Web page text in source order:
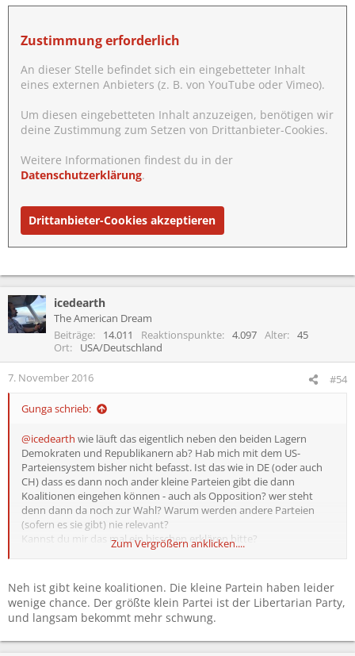
Zustimmung erforderlich
An dieser Stelle befindet sich ein eingebetteter Inhalt
eines externen Anbieters (z. B. von YouTube oder Vimeo).
Um diesen eingebetteten Inhalt anzuzeigen, benötigen wir
deine Zustimmung zum Setzen von Drittanbieter-Cookies.
Weitere Informationen findest du in der
Datenschutzerklärung.
Drittanbieter-Cookies akzeptieren
icedearth
The American Dream
Beiträge
14.011 Reaktionspunkte 4.097 Alter
45
Ort
USA/Deutschland
7. November 2016 #54
Gunga schrieb:
@icedearth wie läuft das eigentlich neben den beiden Lagern
Demokraten und Republikanern ab? Hab mich mit dem US-
Parteiensystem bisher nicht befasst. Ist das wie in DE (oder auch
CH) dass es dann noch ander kleine Parteien gibt die dann
Koalitionen eingehen können - auch als Opposition? wer steht
denn dann da noch zur Wahl? Warum werden andere Parteien
(sofern es sie gibt) nie relevant?
Kannst du mir das mal ein bisschen erklären bitte?
Zum Vergrößern anklicken....
Neh ist gibt keine koalitionen. Die kleine Partein haben leider
wenige chance. Der größte klein Partei ist der Libertarian Party,
und langsam bekommt mehr schwung.